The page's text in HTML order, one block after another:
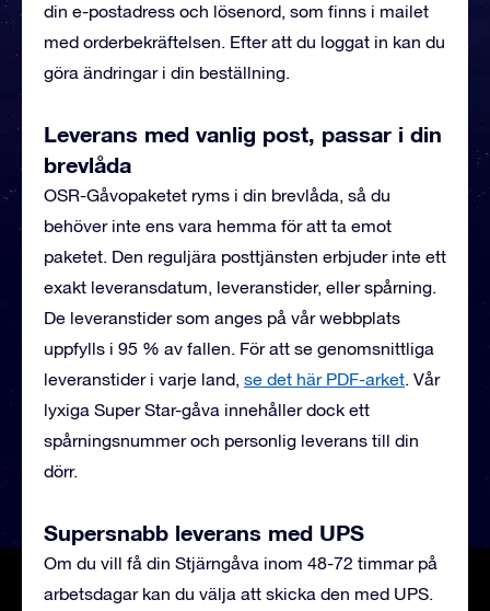
din e-postadress och lösenord, som finns i mailet
med orderbekräftelsen. Efter att du loggat in kan du
göra ändringar i din beställning.
Leverans med vanlig post, passar i din
brevlåda
OSR-Gåvopaketet ryms i din brevlåda, så du
behöver inte ens vara hemma för att ta emot
paketet. Den reguljära posttjänsten erbjuder inte ett
exakt leveransdatum, leveranstider, eller spårning.
De leveranstider som anges på vår webbplats
uppfylls i 95 % av fallen. För att se genomsnittliga
leveranstider i varje land, se det här PDF-arket. Vår
lyxiga Super Star-gåva innehåller dock ett
spårningsnummer och personlig leverans till din
dörr.
Supersnabb leverans med UPS
Om du vill få din Stjärngåva inom 48-72 timmar på
arbetsdagar kan du välja att skicka den med UPS.